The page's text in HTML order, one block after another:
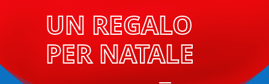
UN REGALO
PER NATALE